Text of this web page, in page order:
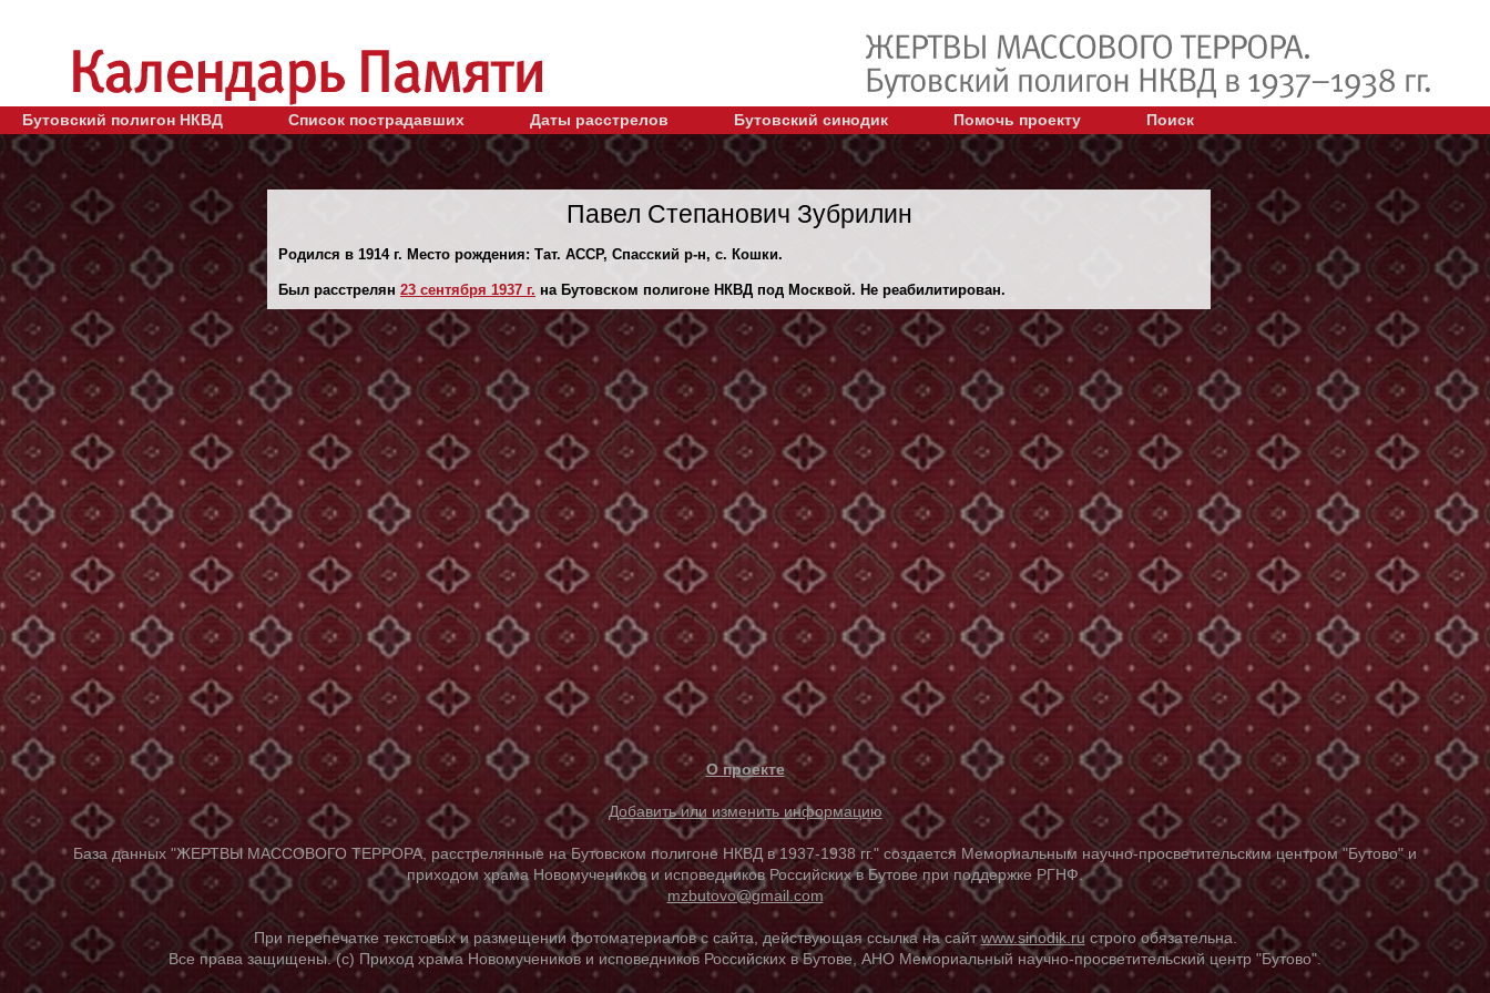
Бутовский полигон НКВД Список пострадавших Даты расстрелов Бутовский синодик Помочь проекту Поиск
Павел Степанович Зубрилин
Родился в 1914 г. Место рождения: Тат. АССР, Спасский р-н, с. Кошки.
Был расстрелян 23 сентября 1937 г. на Бутовском полигоне НКВД под Москвой. Не реабилитирован.
О проекте
Добавить или изменить информацию
База данных "ЖЕРТВЫ МАССОВОГО ТЕРРОРА, расстрелянные на Бутовском полигоне НКВД в 1937-1938 гг." создается Мемориальным научно-просветительским центром "Бутово" и
приходом храма Новомучеников и исповедников Российских в Бутове при поддержке РГНФ.
mzbutovo@gmail.com
При перепечатке текстовых и размещении фотоматериалов с сайта, действующая ссылка на сайтwww.sinodik.ru строго обязательна.
Все права защищены. (с) Приход храма Новомучеников и исповедников Российских в Бутове, АНО Мемориальный научно-просветительский центр "Бутово".